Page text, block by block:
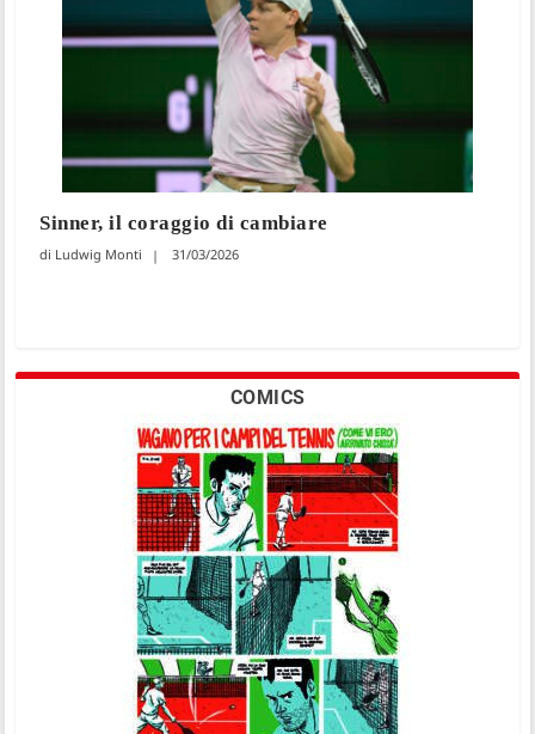
Sinner, il coraggio di cambiare
Ludwig Monti 31/03/2026
COMICS